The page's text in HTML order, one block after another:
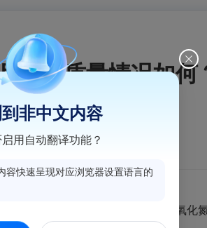
空气质量情况如何
6月份县城环境空气二氧化硫、二氧化
非中文内容
用自动翻译功能？
容快速呈现对应浏览器设置语言的